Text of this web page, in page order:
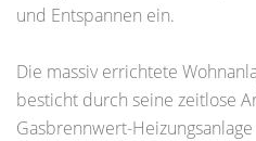
und Entspannen ein.
Die massiv errichtete
besticht durch seine zeitlose
Gasbrennwert-